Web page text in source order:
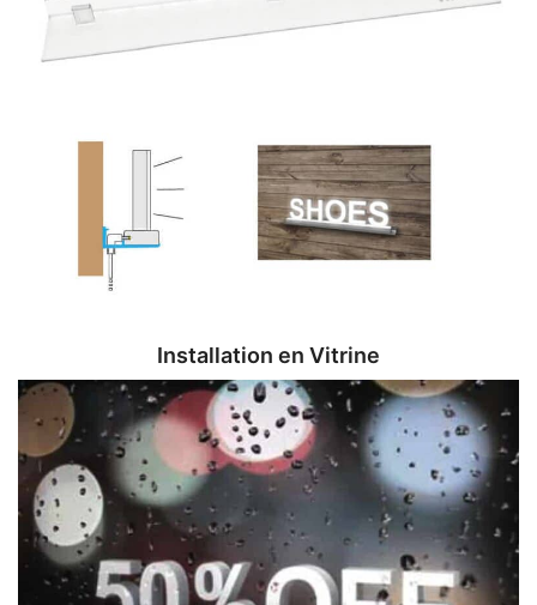
Installation en Vitrine